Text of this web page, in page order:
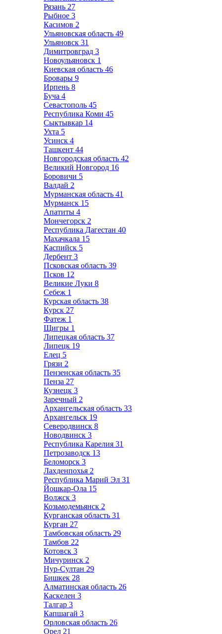
Рязань 27
Рыбное 3
Касимов 2
Ульяновская область 49
Ульяновск 31
Димитровград 3
Новоульяновск 1
Киевская область 46
Бровары 9
Ирпень 8
Буча 4
Севастополь 45
Республика Коми 45
Сыктывкар 14
Ухта 5
Усинск 4
Ташкент 44
Новгородская область 42
Великий Новгород 16
Боровичи 5
Валдай 2
Мурманская область 41
Мурманск 15
Апатиты 4
Мончегорск 2
Республика Дагестан 40
Махачкала 15
Каспийск 5
Дербент 3
Псковская область 39
Псков 12
Великие Луки 8
Себеж 1
Курская область 38
Курск 27
Фатеж 1
Щигры 1
Липецкая область 37
Липецк 19
Елец 5
Грязи 2
Пензенская область 35
Пенза 27
Кузнецк 3
Заречный 2
Архангельская область 33
Архангельск 19
Северодвинск 8
Новодвинск 3
Республика Карелия 31
Петрозаводск 13
Беломорск 3
Лахденпохья 2
Республика Марий Эл 31
Йошкар-Ола 15
Волжск 3
Козьмодемьянск 2
Курганская область 31
Курган 27
Тамбовская область 29
Тамбов 22
Котовск 3
Мичуринск 2
Нур-Султан 29
Бишкек 28
Алматинская область 26
Каскелен 3
Талгар 3
Капшагай 3
Орловская область 26
Орел 21